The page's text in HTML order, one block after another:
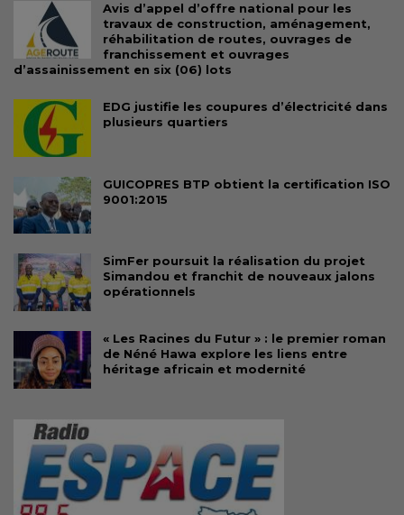
Avis d’appel d’offre national pour les
travaux de construction, aménagement,
réhabilitation de routes, ouvrages de
franchissement et ouvrages
d’assainissement en six (06) lots
EDG justifie les coupures d’électricité dans
plusieurs quartiers
GUICOPRES BTP obtient la certification ISO
9001:2015
SimFer poursuit la réalisation du projet
Simandou et franchit de nouveaux jalons
opérationnels
« Les Racines du Futur » : le premier roman
de Néné Hawa explore les liens entre
héritage africain et modernité